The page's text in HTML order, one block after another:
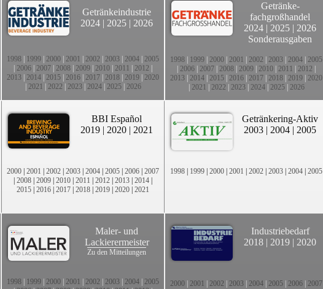
Getränkeindustrie
2024 | 2025 | 2026
1998 1999 2000 2001 2002 2003 2004 2005
2006 2007 2008 2009 2010 2011 2012
2013 2014 2015 2016 2017 2018 2019 2020
2021 2022 2023| 2024| 2025| 2026
Getränke-
fachgroßhandel
2024 | 2025 | 2026
Sonderausgaben
1998 1999 2000 2001 2002 2003 2004 2005
2006 2007 2008 2009 2010 2011 2012
2013 2014 2015 2016 2017 2018 2019 2020
2021 2022 2023| 2024| 2025| 2026
BBI Español
2019 | 2020 | 2021
2000 | 2001 | 2002 | 2003 | 2004 | 2005 | 2006 | 2007
| 2008 | 2009 | 2010 | 2011 | 2012 | 2013 | 2014 |
2015 | 2016 | 2017 | 2018 | 2019 | 2020 | 2021
Getränkering-Aktiv
2003 | 2004 | 2005
1998 | 1999 | 2000 | 2001 | 2002 | 2003 | 2004 | 2005
Maler- und
Lackierermeister
Zu den Mitteilungen
1998 1999 2000 2001 2002 2003 2004 2005
Industriebedarf
2018 | 2019 | 2020
2000 2001 2002 2003 2004 2005 2006 2007